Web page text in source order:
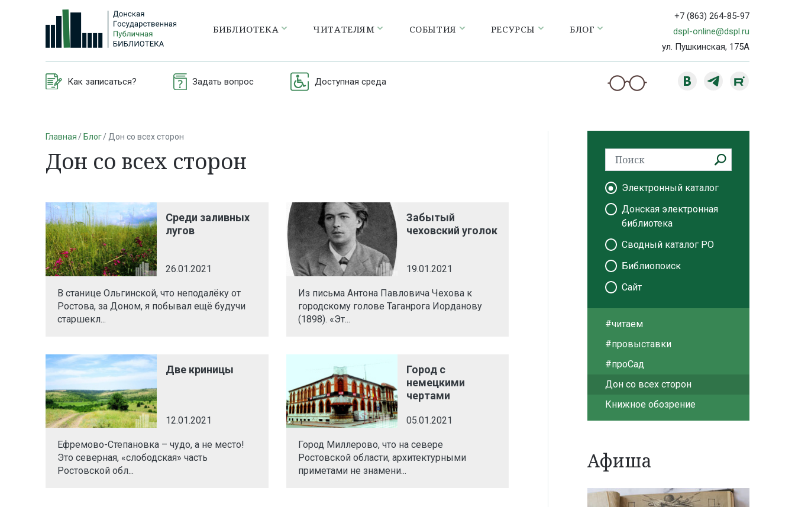
БИБЛИОТЕКА ЧИТАТЕЛЯМ СОБЫТИЯ РЕСУРСЫ БЛОГ
+7 (863) 264-85-97
dspl-online@dspl.ru
ул. Пушкинская, 175А
Как записаться? Задать вопрос Доступная среда
Главная Блог Дон со всех сторон
Дон со всех сторон
Среди заливных
лугов
26.01.2021
В станице Ольгинской, что неподалёку от
Ростова, за Доном, я побывал ещё будучи
старшекл...
Забытый
чеховский уголок
19.01.2021
Из письма Антона Павловича Чехова к
городскому голове Таганрога Иорданову
(1898). «Эт...
Две криницы
12.01.2021
Ефремово-Степановка – чудо, а не место!
Это северная, «слободская» часть
Ростовской обл...
Город с
немецкими
чертами
05.01.2021
Город Миллерово, что на севере
Ростовской области, архитектурными
приметами не знамени...
Электронный каталог
Донская электронная
библиотека
Сводный каталог РО
Библиопоиск
Сайт
#читаем
#провыставки
#проСад
Дон со всех сторон
Книжное обозрение
Афиша